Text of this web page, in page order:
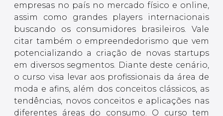
empresas no país no mercado físico e online,
assim como grandes players internacionais
buscando os consumidores brasileiros. Vale
citar também o empreendedorismo que vem
potencializando a criação de novas startups
em diversos segmentos. Diante deste cenário,
o curso visa levar aos profissionais da área de
moda e afins, além dos conceitos clássicos, as
tendências, novos conceitos e aplicações nas
diferentes áreas do consumo. O curso tem